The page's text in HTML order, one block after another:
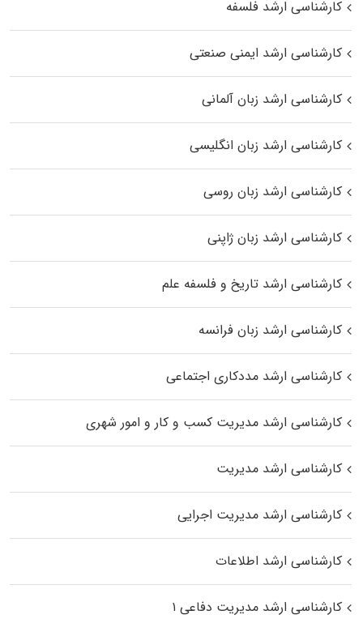
کارشناسی ارشد فلسفه
کارشناسی ارشد ایمنی صنعتی
کارشناسی ارشد زبان آلمانی
کارشناسی ارشد زبان انگلیسی
کارشناسی ارشد زبان روسی
کارشناسی ارشد زبان ژاپنی
کارشناسی ارشد تاریخ و فلسفه علم
کارشناسی ارشد زبان فرانسه
کارشناسی ارشد مددکاری اجتماعی
کارشناسی ارشد مدیریت کسب و کار و امور شهری
کارشناسی ارشد مدیریت
کارشناسی ارشد مدیریت اجرایی
کارشناسی ارشد اطلاعات
کارشناسی ارشد مدیریت دفاعی ۱